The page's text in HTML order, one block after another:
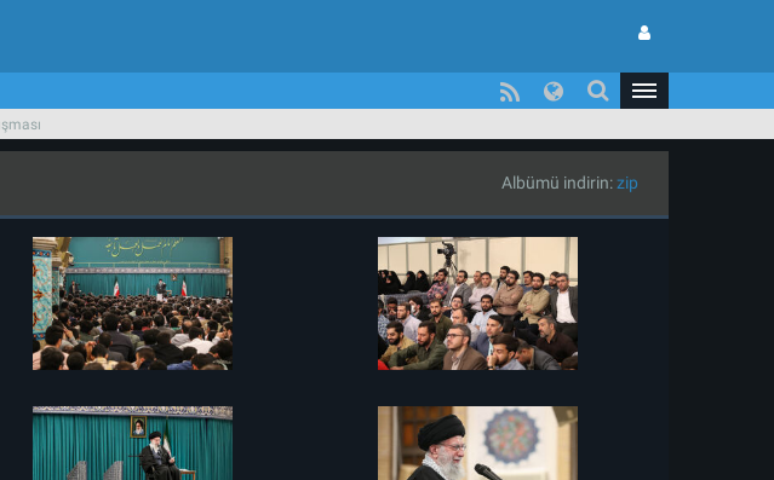
Albümü indirin:zip